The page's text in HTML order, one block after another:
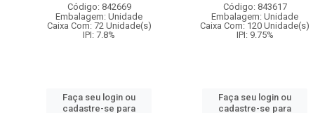
Código: 842669
Embalagem: Unidade
Caixa Com: 72 Unidade(s)
IPI: 7.8%
Faça seu login ou
cadastre-se para
Código: 843617
Embalagem: Unidade
Caixa Com: 120 Unidade(s)
IPI: 9.75%
Faça seu login ou
cadastre-se para